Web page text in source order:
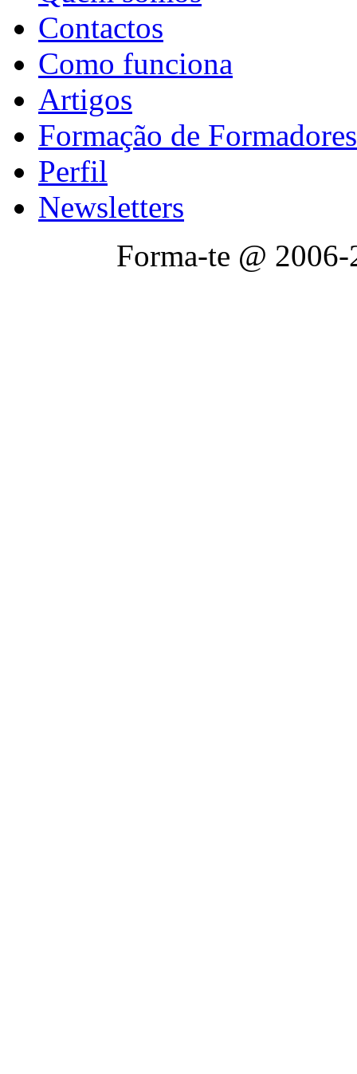
Contactos
Como funciona
Artigos
Formação de Formadores
Perfil
Newsletters
Forma-te @